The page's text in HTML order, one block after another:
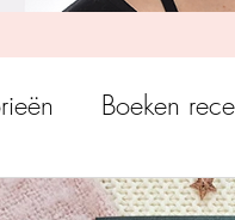
Boeken
Pelckmans